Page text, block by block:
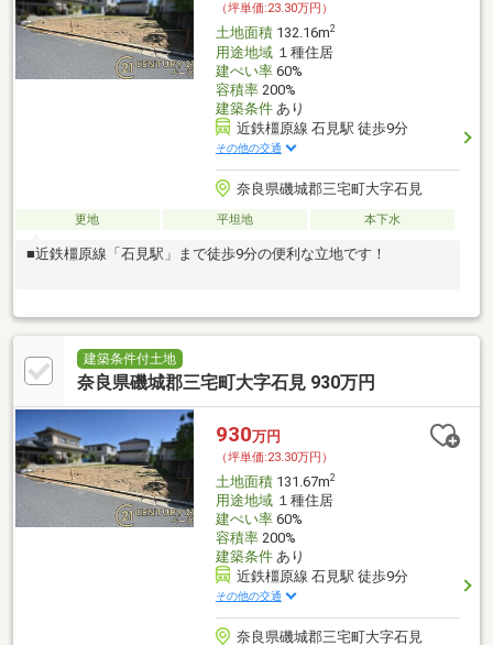
（坪単価:23.30万円）
土地面積132.16m2
用途地域１種住居
建ぺい率60%
容積率200%
建築条件あり
近鉄橿原線 石見駅 徒歩9分
その他の交通
奈良県磯城郡三宅町大字石見
更地 平坦地 本下水
■近鉄橿原線「石見駅」まで徒歩9分の便利な立地です！
建築条件付土地
奈良県磯城郡三宅町大字石見 930万円
930万円
（坪単価:23.30万円）
土地面積131.67m2
用途地域１種住居
建ぺい率60%
容積率200%
建築条件あり
近鉄橿原線 石見駅 徒歩9分
その他の交通
奈良県磯城郡三宅町大字石見